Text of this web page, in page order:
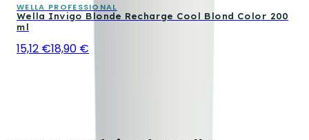
WELLA PROFESSIONAL
Wella Invigo Blonde Recharge Cool Blond Color 200
ml
15,12 €18,90 €